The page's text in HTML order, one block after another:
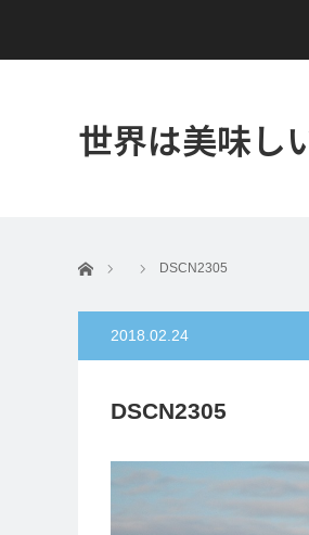
世界は美味し
ホーム DSCN2305
2018.02.24
DSCN2305